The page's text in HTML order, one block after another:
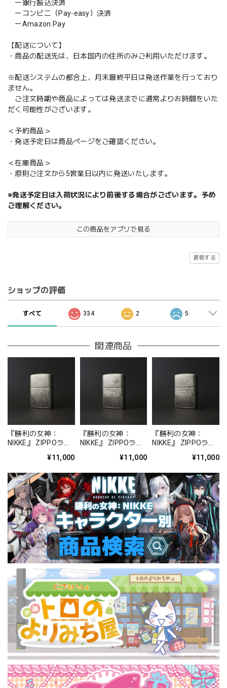
ー銀行振込決済
ーコンビニ（Pay-easy）決済
ーAmazon Pay
【配送について】
・商品の配送先は、日本国内の住所のみご利用いただけます。
※配送システムの都合上、月末最終平日は発送作業を行っており
ません。
ご注文時期や商品によっては発送までに通常よりお時間をいた
だく可能性がございます。
＜予約商品＞
・発送予定日は商品ページをご確認ください。
＜在庫商品＞
・原則ご注文から5営業日以内に発送いたします。
※発送予定日は入荷状況により前後する場合がございます。予め
ご理解ください。
この商品をアプリで見る
通報する
ショップの評価
すべて 334 2 5
関連商品
『勝利の女神：
NIKKE』 ZIPPOライ
¥11,000
『勝利の女神：
NIKKE』 ZIPPOライ
¥11,000
『勝利の女神：
NIKKE』 ZIPPOライ
¥11,000